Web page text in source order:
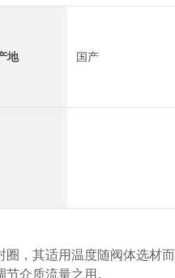
地 国产
，其适用温度随阀体选材
介质流量之用。